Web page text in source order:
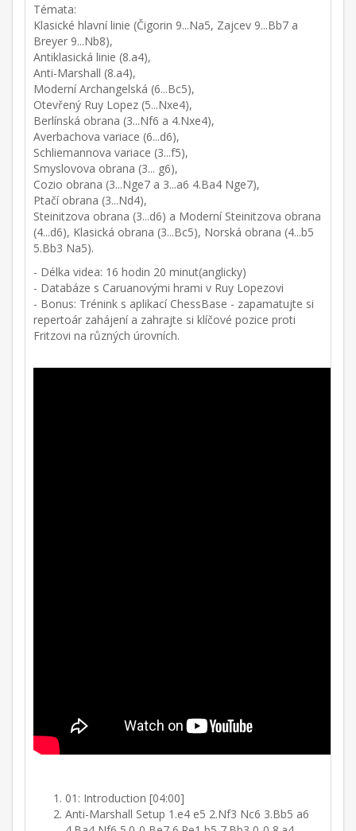
Témata:
Klasické hlavní linie (Čigorin 9...Na5, Zajcev 9...Bb7 a
Breyer 9...Nb8),
Antiklasická linie (8.a4),
Anti-Marshall (8.a4),
Moderní Archangelská (6...Bc5),
Otevřený Ruy Lopez (5...Nxe4),
Berlínská obrana (3...Nf6 a 4.Nxe4),
Averbachova variace (6...d6),
Schliemannova variace (3...f5),
Smyslovova obrana (3... g6),
Cozio obrana (3...Nge7 a 3...a6 4.Ba4 Nge7),
Ptačí obrana (3...Nd4),
Steinitzova obrana (3...d6) a Moderní Steinitzova obrana
(4...d6), Klasická obrana (3...Bc5), Norská obrana (4...b5
5.Bb3 Na5).
- Délka videa: 16 hodin 20 minut(anglicky)
- Databáze s Caruanovými hrami v Ruy Lopezovi
- Bonus: Trénink s aplikací ChessBase - zapamatujte si
repertoár zahájení a zahrajte si klíčové pozice proti
Fritzovi na různých úrovních.
01: Introduction [04:00]
Anti-Marshall Setup 1.e4 e5 2.Nf3 Nc6 3.Bb5 a6